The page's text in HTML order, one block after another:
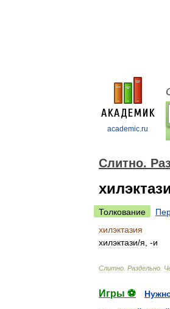
academic.ru
Слитно.
Толкование
хилэктазия
хилэктази/я , -и
Слитно Раздельно
Игры ⚽